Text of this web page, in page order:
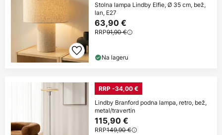
Stolna lampa Lindby Elfie, Ø 35 cm, bež,
lan, E27
63,90 €
RRP91,90 €
Na lageru
RRP -34,00 €
Lindby Branford podna lampa, retro, bež,
metal/travertin
115,90 €
RRP149,90 €